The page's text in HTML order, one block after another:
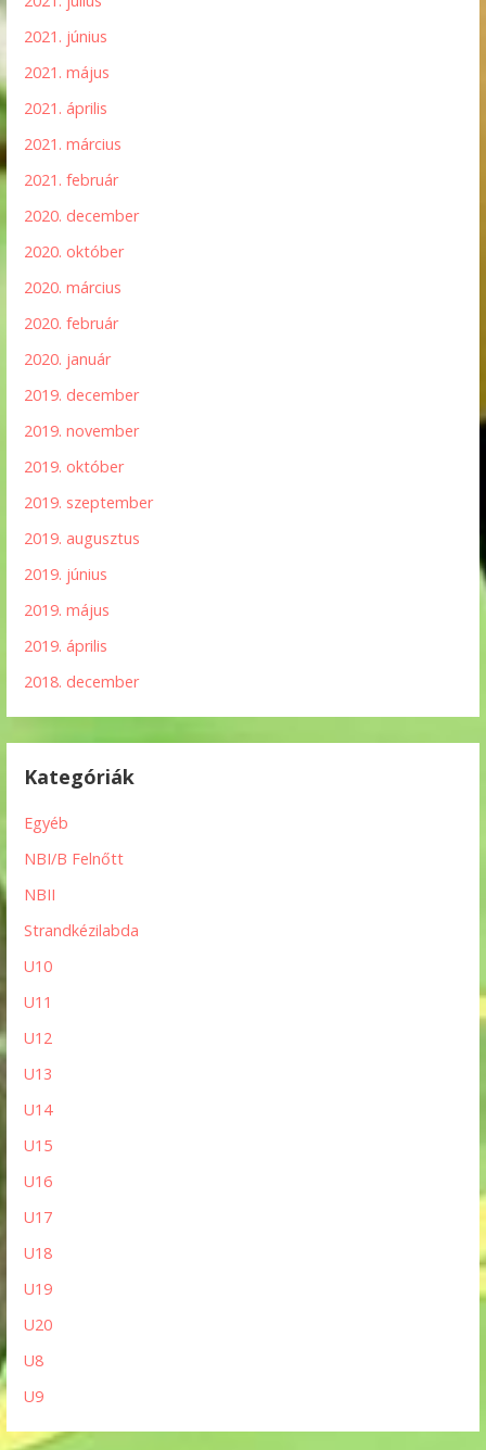
2021. június
2021. május
2021. április
2021. március
2021. február
2020. december
2020. október
2020. március
2020. február
2020. január
2019. december
2019. november
2019. október
2019. szeptember
2019. augusztus
2019. június
2019. május
2019. április
2018. december
Kategóriák
Egyéb
NBI/B Felnőtt
NBII
Strandkézilabda
U10
U11
U12
U13
U14
U15
U16
U17
U18
U19
U20
U8
U9